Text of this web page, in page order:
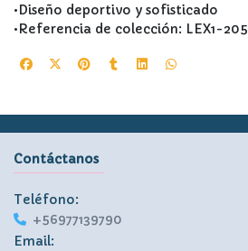
•Diseño deportivo y sofisticado
•Referencia de colección: LEX1-205
Contáctanos
Teléfono:
+56977139790
Email: